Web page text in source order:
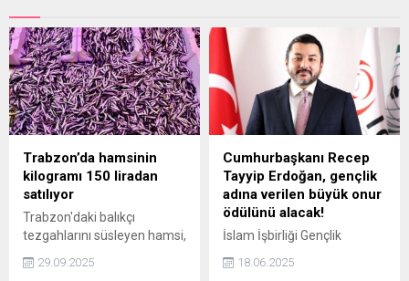
Trabzon’da hamsinin
kilogramı 150 liradan
satılıyor
Trabzon'daki balıkçı
tezgahlarını süsleyen hamsi,
sunuluyor.
29.09.2025
Cumhurbaşkanı Recep
Tayyip Erdoğan, gençlik
adına verilen büyük onur
ödülünü alacak!
İslam İşbirliği Gençlik
düzenlenecek “Büyük
18.06.2025